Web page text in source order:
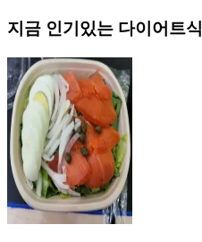
지금 인기있는 다이어트식